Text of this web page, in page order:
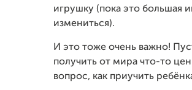
игрушку (пока это большая
измениться).
И это тоже очень важно!
получить от мира что-то
вопрос, как приучить